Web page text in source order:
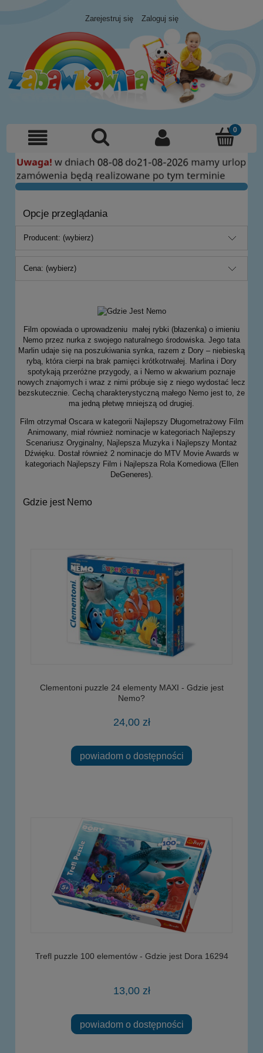
Zarejestruj się Zaloguj się
Opcje przeglądania
Producent: (wybierz)
Cena: (wybierz)
Film opowiada o uprowadzeniu małej rybki (błazenka) o imieniu
Nemo przez nurka z swojego naturalnego środowiska. Jego tata
Marlin udaje się na poszukiwania synka, razem z Dory – niebieską
rybą, która cierpi na brak pamięci krótkotrwałej. Marlina i Dory
spotykają przeróżne przygody, a i Nemo w akwarium poznaje
nowych znajomych i wraz z nimi próbuje się z niego wydostać lecz
bezskutecznie. Cechą charakterystyczną małego Nemo jest to, że
ma jedną płetwę mniejszą od drugiej.
Film otrzymał Oscara w kategorii Najlepszy Długometrażowy Film
Animowany, miał również nominacje w kategoriach Najlepszy
Scenariusz Oryginalny, Najlepsza Muzyka i Najlepszy Montaż
Dźwięku. Dostał również 2 nominacje do MTV Movie Awards w
kategoriach Najlepszy Film i Najlepsza Rola Komediowa (Ellen
DeGeneres).
Gdzie jest Nemo
Clementoni puzzle 24 elementy MAXI - Gdzie jest
Nemo?
24,00 zł
powiadom o dostępności
Trefl puzzle 100 elementów - Gdzie jest Dora 16294
13,00 zł
powiadom o dostępności